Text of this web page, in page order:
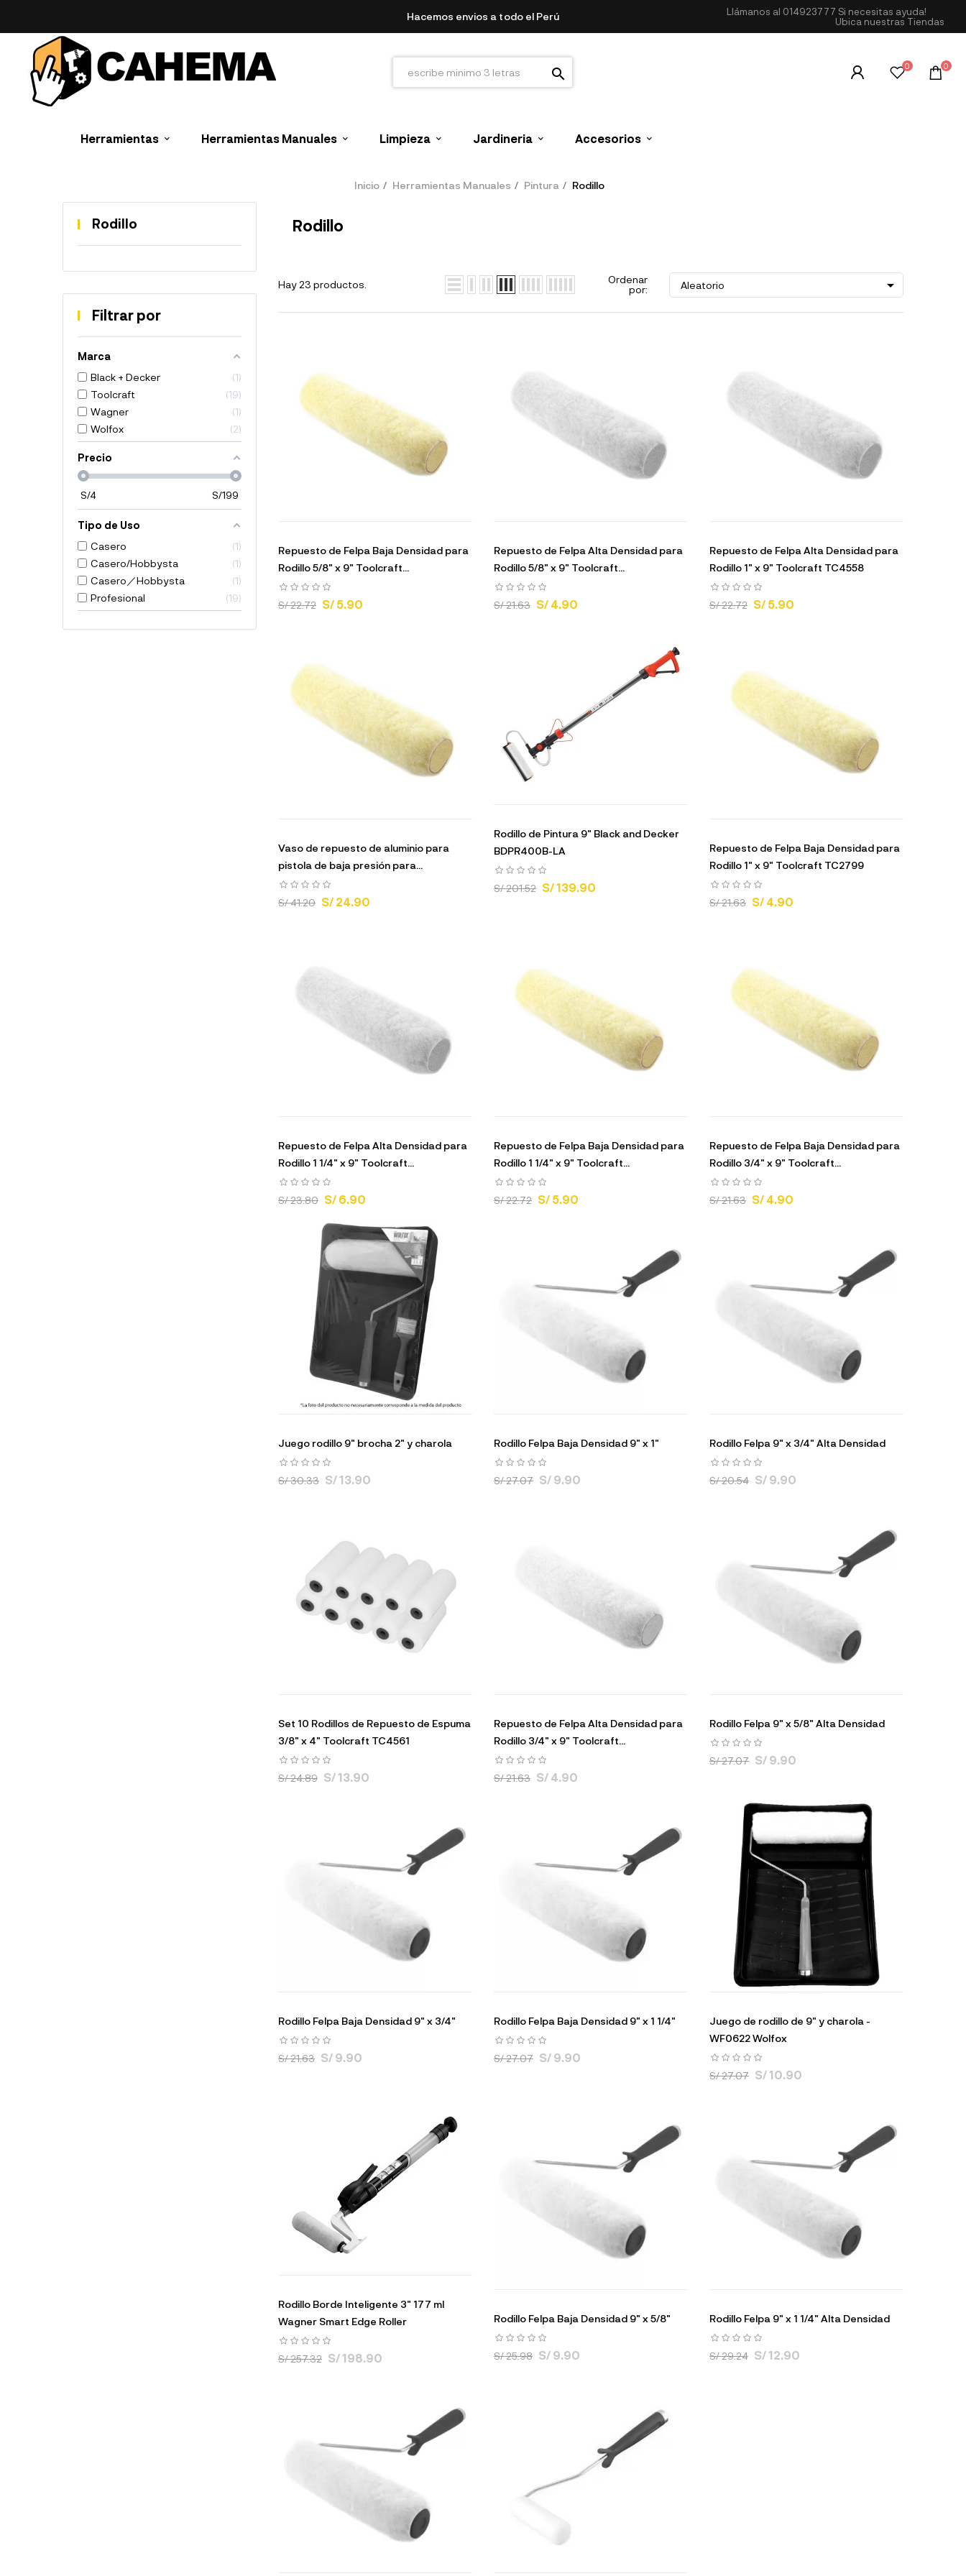
Hacemos envios a todo el Perú Llámanos al 014923777 Si necesitas ayuda!
Ubica nuestras Tiendas
search 0 0
Herramientas Herramientas Manuales Limpieza Jardineria Accesorios
Inicio Herramientas Manuales Pintura Rodillo
Rodillo
Filtrar por
Marca
Black + Decker
1
Toolcraft
19
Wagner
1
Wolfox
2
Precio
S/4 S/199
Tipo de Uso
Casero
1
Casero/Hobbysta
1
Casero／Hobbysta
1
Profesional
19
Rodillo
Hay 23 productos.
Ordenar
por:
Aleatorio 
Repuesto de Felpa Baja Densidad para
Rodillo 5/8" x 9" Toolcraft...
S/ 22.72 S/ 5.90
Repuesto de Felpa Alta Densidad para
Rodillo 5/8" x 9" Toolcraft...
S/ 21.63 S/ 4.90
Repuesto de Felpa Alta Densidad para
Rodillo 1" x 9" Toolcraft TC4558
S/ 22.72 S/ 5.90
Vaso de repuesto de aluminio para
pistola de baja presión para...
S/ 41.20 S/ 24.90
Rodillo de Pintura 9" Black and Decker
BDPR400B-LA
S/ 201.52 S/ 139.90
Repuesto de Felpa Baja Densidad para
Rodillo 1" x 9" Toolcraft TC2799
S/ 21.63 S/ 4.90
Repuesto de Felpa Alta Densidad para
Rodillo 1 1/4" x 9" Toolcraft...
S/ 23.80 S/ 6.90
Repuesto de Felpa Baja Densidad para
Rodillo 1 1/4" x 9" Toolcraft...
S/ 22.72 S/ 5.90
Repuesto de Felpa Baja Densidad para
Rodillo 3/4" x 9" Toolcraft...
S/ 21.63 S/ 4.90
Juego rodillo 9" brocha 2" y charola
S/ 30.33 S/ 13.90
Rodillo Felpa Baja Densidad 9" x 1"
S/ 27.07 S/ 9.90
Rodillo Felpa 9" x 3/4" Alta Densidad
S/ 20.54 S/ 9.90
Set 10 Rodillos de Repuesto de Espuma
3/8" x 4" Toolcraft TC4561
S/ 24.89 S/ 13.90
Repuesto de Felpa Alta Densidad para
Rodillo 3/4" x 9" Toolcraft...
S/ 21.63 S/ 4.90
Rodillo Felpa 9" x 5/8" Alta Densidad
S/ 27.07 S/ 9.90
Rodillo Felpa Baja Densidad 9" x 3/4"
S/ 21.63 S/ 9.90
Rodillo Felpa Baja Densidad 9" x 1 1/4"
S/ 27.07 S/ 9.90
Juego de rodillo de 9" y charola -
WF0622 Wolfox
S/ 27.07 S/ 10.90
Rodillo Borde Inteligente 3" 177 ml
Wagner Smart Edge Roller
S/ 257.32 S/ 198.90
Rodillo Felpa Baja Densidad 9" x 5/8"
S/ 25.98 S/ 9.90
Rodillo Felpa 9" x 1 1/4" Alta Densidad
S/ 29.24 S/ 12.90